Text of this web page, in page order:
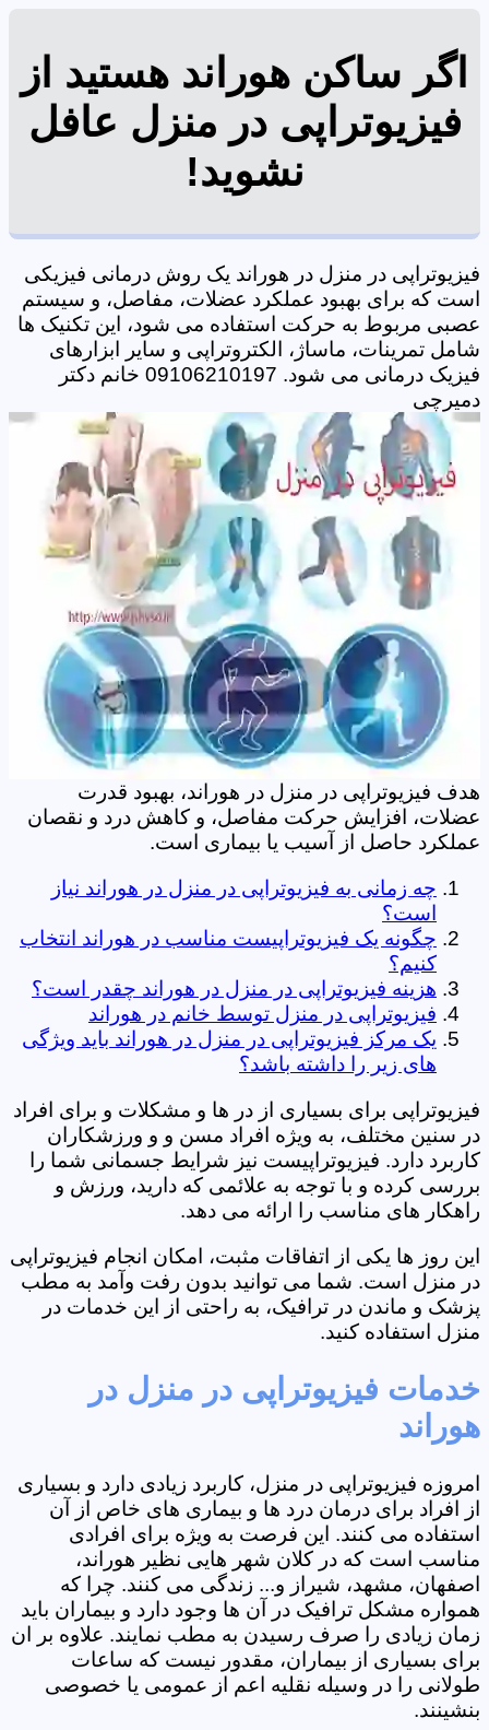
اگر ساکن هوراند هستید از
فیزیوتراپی در منزل عافل
نشوید!
فیزیوتراپی در منزل در هوراند یک روش درمانی فیزیکی
است که برای بهبود عملکرد عضلات، مفاصل، و سیستم
عصبی مربوط به حرکت استفاده می شود، این تکنیک ها
شامل تمرینات، ماساژ، الکتروتراپی و سایر ابزارهای
فیزیک درمانی می شود. 09106210197 خانم دکتر
دمیرچی
هدف فیزیوتراپی در منزل در هوراند، بهبود قدرت
عضلات، افزایش حرکت مفاصل، و کاهش درد و نقصان
عملکرد حاصل از آسیب یا بیماری است.
چه زمانی به فیزیوتراپی در منزل در هوراند نیاز
است؟
چگونه یک فیزیوتراپیست مناسب در هوراند انتخاب
کنیم؟
هزینه فیزیوتراپی در منزل در هوراند چقدر است؟
فیزیوتراپی در منزل توسط خانم در هوراند
یک مرکز فیزیوتراپی در منزل در هوراند باید ویژگی
های زیر را داشته باشد؟
فیزیوتراپی برای بسیاری از در ها و مشکلات و برای افراد
در سنین مختلف، به ویژه افراد مسن و و ورزشکاران
کاربرد دارد. فیزیوتراپیست نیز شرایط جسمانی شما را
بررسی کرده و با توجه به علائمی که دارید، ورزش و
راهکار های مناسب را ارائه می دهد.
این روز ها یکی از اتفاقات مثبت، امکان انجام فیزیوتراپی
در منزل است. شما می توانید بدون رفت وآمد به مطب
پزشک و ماندن در ترافیک، به راحتی از این خدمات در
منزل استفاده کنید.
خدمات فیزیوتراپی در منزل در
هوراند
امروزه فیزیوتراپی در منزل، کاربرد زیادی دارد و بسیاری
از افراد برای درمان درد ها و بیماری های خاص از آن
استفاده می کنند. این فرصت به ویژه برای افرادی
مناسب است که در کلان شهر هایی نظیر هوراند،
اصفهان، مشهد، شیراز و... زندگی می کنند. چرا که
همواره مشکل ترافیک در آن ها وجود دارد و بیماران باید
زمان زیادی را صرف رسیدن به مطب نمایند. علاوه بر ان
برای بسیاری از بیماران، مقدور نیست که ساعات
طولانی را در وسیله نقلیه اعم از عمومی یا خصوصی
بنشینند.